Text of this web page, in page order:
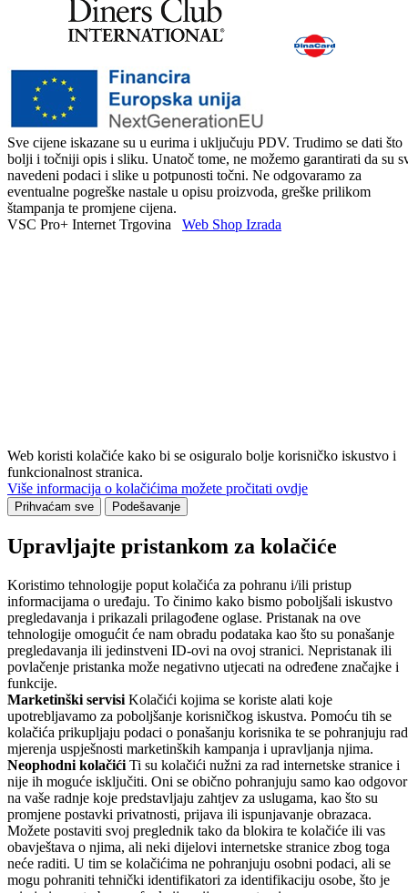
Sve cijene iskazane su u eurima i uključuju PDV. Trudimo se dati što
bolji i točniji opis i sliku. Unatoč tome, ne možemo garantirati da su
navedeni podaci i slike u potpunosti točni. Ne odgovaramo za
eventualne pogreške nastale u opisu proizvoda, greške prilikom
štampanja te promjene cijena.
VSC Pro+ Internet Trgovina Web Shop Izrada
Web koristi kolačiće kako bi se osiguralo bolje korisničko iskustvo i
funkcionalnost stranica.
Više informacija o kolačićima možete pročitati ovdje
Prihvaćam sve Podešavanje
Upravljajte pristankom za kolačiće
Koristimo tehnologije poput kolačića za pohranu i/ili pristup
informacijama o uređaju. To činimo kako bismo poboljšali iskustvo
pregledavanja i prikazali prilagođene oglase. Pristanak na ove
tehnologije omogućit će nam obradu podataka kao što su ponašanje
pregledavanja ili jedinstveni ID-ovi na ovoj stranici. Nepristanak ili
povlačenje pristanka može negativno utjecati na određene značajke i
funkcije.
Marketinški servisi Kolačići kojima se koriste alati koje
upotrebljavamo za poboljšanje korisničkog iskustva. Pomoću tih se
kolačića prikupljaju podaci o ponašanju korisnika te se pohranjuju
mjerenja uspješnosti marketinških kampanja i upravljanja njima.
Neophodni kolačići Ti su kolačići nužni za rad internetske stranice i
nije ih moguće isključiti. Oni se obično pohranjuju samo kao odgovor
na vaše radnje koje predstavljaju zahtjev za uslugama, kao što su
promjene postavki privatnosti, prijava ili ispunjavanje obrazaca.
Možete postaviti svoj preglednik tako da blokira te kolačiće ili vas
obavještava o njima, ali neki dijelovi internetske stranice zbog toga
neće raditi. U tim se kolačićima ne pohranjuju osobni podaci, ali se
mogu pohraniti tehnički identifikatori za identifikaciju osobe, što je